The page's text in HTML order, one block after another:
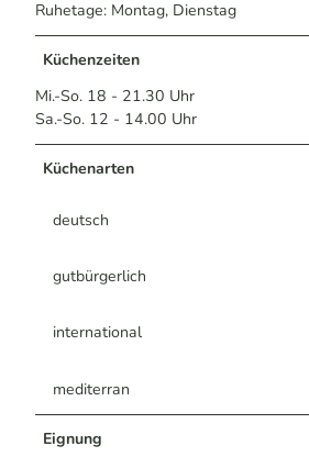
Ruhetage: Montag, Dienstag
Küchenzeiten
Mi.-So. 18 - 21.30 Uhr
Sa.-So. 12 - 14.00 Uhr
Küchenarten
deutsch
gutbürgerlich
international
mediterran
Eignung